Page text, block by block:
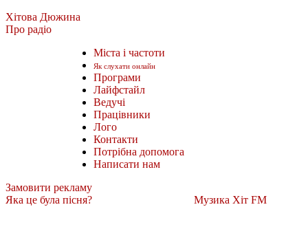
Хітова Дюжина
Про радіо
Міста і частоти
Як слухати онлайн
Програми
Лайфстайл
Ведучі
Працівники
Лого
Контакти
Потрібна допомога
Написати нам
Замовити рекламу
Яка це була пісня?
Музика Хіт FM